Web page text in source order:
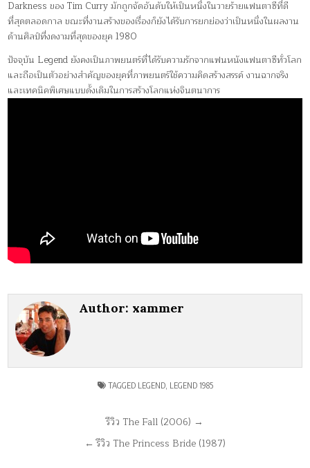
Darkness ของ Tim Curry มักถูกจัดอันดับให้เป็นหนึ่งในวายร้ายแฟนตาซีที่ดี
ที่สุดตลอดกาล ขณะที่งานสร้างของเรื่องก็ยังได้รับการยกย่องว่าเป็นหนึ่งในผลงาน
ด้านศิลป์ที่งดงามที่สุดของยุค 1980
ปัจจุบัน Legend ยังคงเป็นภาพยนตร์ที่ได้รับความรักจากแฟนหนังแฟนตาซีทั่วโลก
และถือเป็นตัวอย่างสำคัญของยุคที่ภาพยนตร์ใช้ความคิดสร้างสรรค์ งานฉากจริง
และเทคนิคพิเศษแบบดั้งเดิมในการสร้างโลกแห่งจินตนาการ
Author: xammer
TAGGED LEGEND, LEGEND 1985
รีวิว The Fall (2006) →
← รีวิว The Princess Bride (1987)